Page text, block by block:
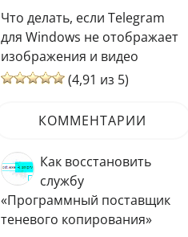
Что делать, если Telegram
для Windows не отображает
изображения и видео
(4,91 из 5)
КОММЕНТАРИИ
Как восстановить
службу
«Программный поставщик
теневого копирования»